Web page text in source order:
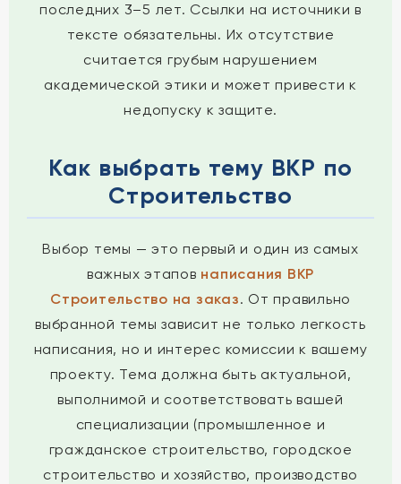
последних 3–5 лет. Ссылки на источники в
тексте обязательны. Их отсутствие
считается грубым нарушением
академической этики и может привести к
недопуску к защите.
Как выбрать тему ВКР по
Строительство
Выбор темы — это первый и один из самых
важных этапов написания ВКР
Строительство на заказ. От правильно
выбранной темы зависит не только легкость
написания, но и интерес комиссии к вашему
проекту. Тема должна быть актуальной,
выполнимой и соответствовать вашей
специализации (промышленное и
гражданское строительство, городское
строительство и хозяйство, производство